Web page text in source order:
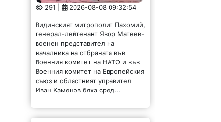
291 | 2026-08-08 09:32:54
Видинският митрополит Пахомий,
генерал-лейтенант Явор Матеев-
военен представител на
началника на отбраната във
Военния комитет на НАТО и във
Военния комитет на Европейския
съюз и областният управител
Иван Каменов бяха сред...